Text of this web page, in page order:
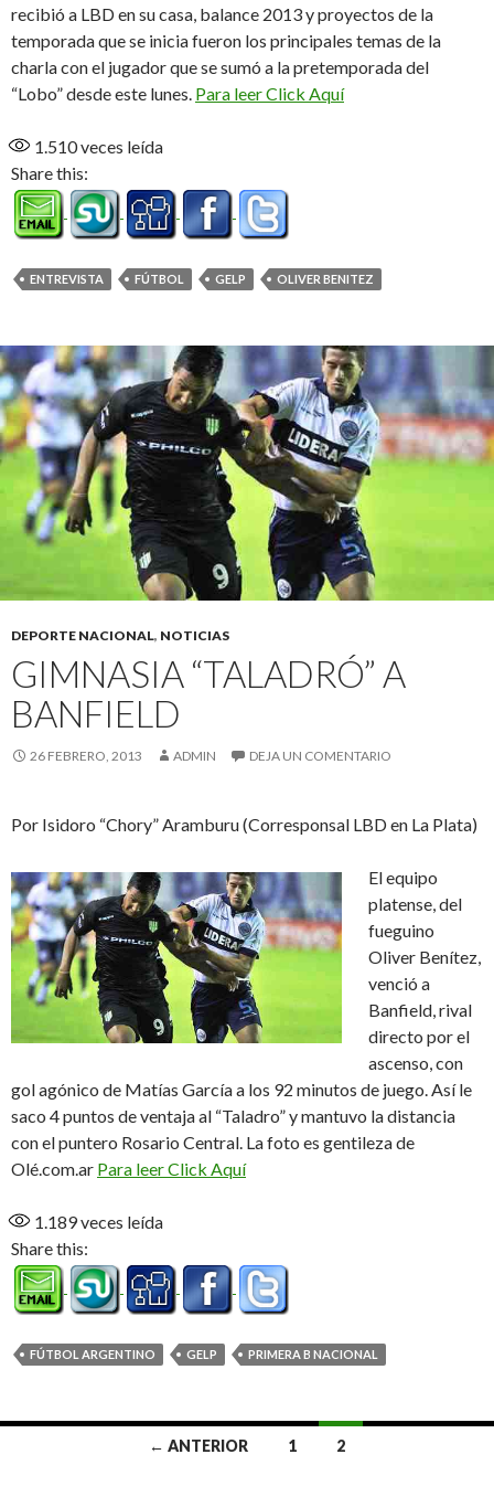
recibió a LBD en su casa, balance 2013 y proyectos de la
temporada que se inicia fueron los principales temas de la
charla con el jugador que se sumó a la pretemporada del
“Lobo” desde este lunes. Para leer Click Aquí
1.510veces leída
Share this:
ENTREVISTA FÚTBOL GELP OLIVER BENITEZ
DEPORTE NACIONAL, NOTICIAS
GIMNASIA “TALADRÓ” A
BANFIELD
26 FEBRERO, 2013 ADMIN DEJA UN COMENTARIO
Por Isidoro “Chory” Aramburu (Corresponsal LBD en La Plata)
El equipo
platense, del
fueguino
Oliver Benítez,
venció a
Banfield, rival
directo por el
ascenso, con
gol agónico de Matías García a los 92 minutos de juego. Así le
saco 4 puntos de ventaja al “Taladro” y mantuvo la distancia
con el puntero Rosario Central. La foto es gentileza de
Olé.com.ar Para leer Click Aquí
1.189veces leída
Share this:
FÚTBOL ARGENTINO GELP PRIMERA B NACIONAL
← ANTERIOR 1 2